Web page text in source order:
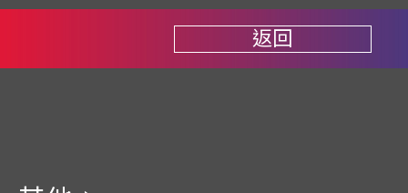
返回